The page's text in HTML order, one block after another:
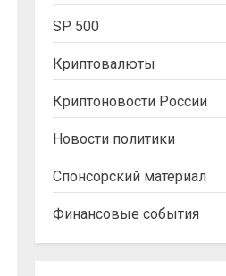
SP 500
Криптовалюты
Криптоновости России
Новости политики
Спонсорский материал
Финансовые события